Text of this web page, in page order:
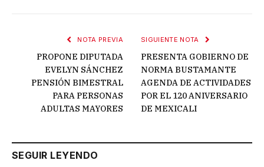
NOTA PREVIA
PROPONE DIPUTADA
EVELYN SÁNCHEZ
PENSIÓN BIMESTRAL
PARA PERSONAS
ADULTAS MAYORES
SIGUIENTE NOTA
PRESENTA GOBIERNO DE
NORMA BUSTAMANTE
AGENDA DE ACTIVIDADES
POR EL 120 ANIVERSARIO
DE MEXICALI
SEGUIR LEYENDO